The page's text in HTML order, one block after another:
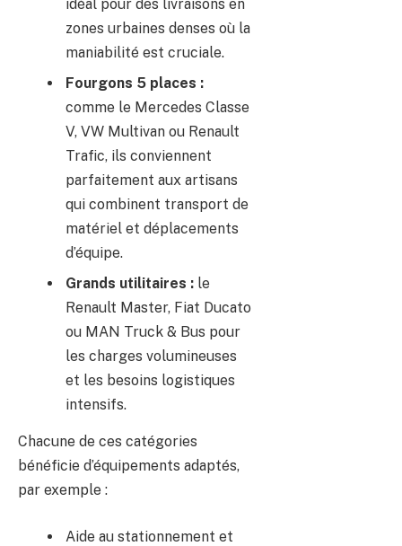
idéal pour des livraisons en
zones urbaines denses où la
maniabilité est cruciale.
Fourgons 5 places :
comme le Mercedes Classe
V, VW Multivan ou Renault
Trafic, ils conviennent
parfaitement aux artisans
qui combinent transport de
matériel et déplacements
d’équipe.
Grands utilitaires : le
Renault Master, Fiat Ducato
ou MAN Truck & Bus pour
les charges volumineuses
et les besoins logistiques
intensifs.
Chacune de ces catégories
bénéficie d’équipements adaptés,
par exemple :
Aide au stationnement et